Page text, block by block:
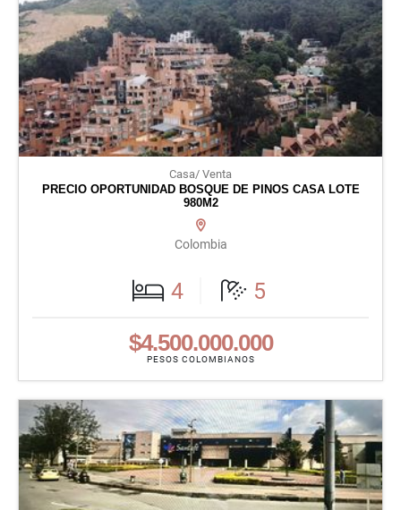
Casa/ Venta
PRECIO OPORTUNIDAD BOSQUE DE PINOS CASA LOTE
980M2
Colombia
4 5
$4.500.000.000
PESOS COLOMBIANOS